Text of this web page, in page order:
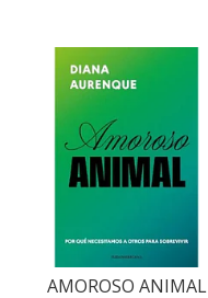
AMOROSO ANIMAL